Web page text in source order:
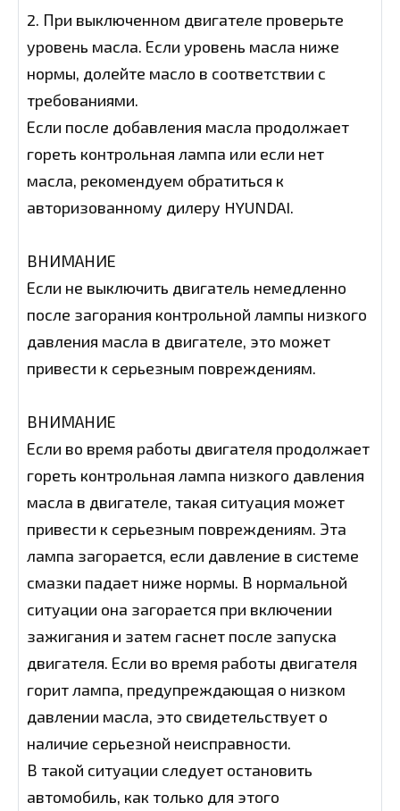
2. При выключенном двигателе проверьте
уровень масла. Если уровень масла ниже
нормы, долейте масло в соответствии с
требованиями.
Если после добавления масла продолжает
гореть контрольная лампа или если нет
масла, рекомендуем обратиться к
авторизованному дилеру HYUNDAI.
ВНИМАНИЕ
Если не выключить двигатель немедленно
после загорания контрольной лампы низкого
давления масла в двигателе, это может
привести к серьезным повреждениям.
ВНИМАНИЕ
Если во время работы двигателя продолжает
гореть контрольная лампа низкого давления
масла в двигателе, такая ситуация может
привести к серьезным повреждениям. Эта
лампа загорается, если давление в системе
смазки падает ниже нормы. В нормальной
ситуации она загорается при включении
зажигания и затем гаснет после запуска
двигателя. Если во время работы двигателя
горит лампа, предупреждающая о низком
давлении масла, это свидетельствует о
наличие серьезной неисправности.
В такой ситуации следует остановить
автомобиль, как только для этого